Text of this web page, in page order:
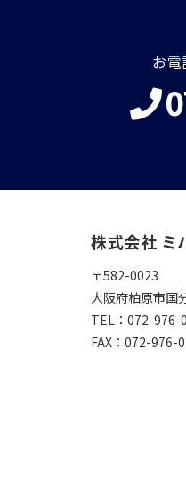
お
株式会社 ミ
〒582-0023
大阪府柏原市国
TEL： 072-976-
FAX： 072-976-